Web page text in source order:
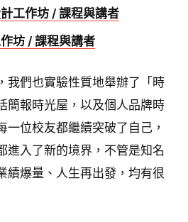
工作坊 / 課程與講者
坊 / 課程與講者
我們也實驗性質地舉辦了「時
簡報時光屋，以及個人品牌時
一位校友都繼續突破了自己，
進入了新的境界，不管是知名
績爆量、人生再出發，均有很